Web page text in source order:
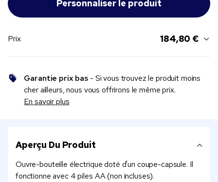
Prix 184,80 €
Garantie prix bas - Si vous trouvez le produit moins
cher ailleurs, nous vous offrirons le même prix.
En savoir plus
Aperçu Du Produit
Ouvre-bouteille électrique doté d'un coupe-capsule. Il
fonctionne avec 4 piles AA (non incluses).